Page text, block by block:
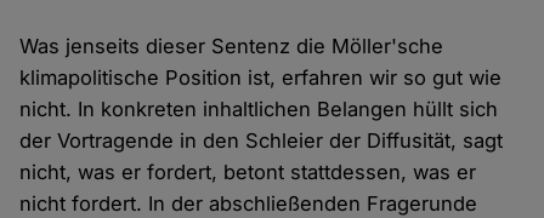
Was jenseits dieser Sentenz die Möller'sche
klimapolitische Position ist, erfahren wir so gut wie
nicht. In konkreten inhaltlichen Belangen hüllt sich
der Vortragende in den Schleier der Diffusität, sagt
nicht, was er fordert, betont stattdessen, was er
nicht fordert. In der abschließenden Fragerunde